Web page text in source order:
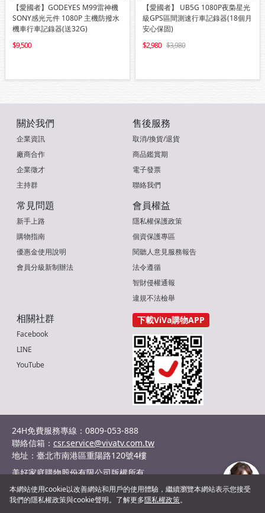
【愛國者】GODEYES M99雷神機
SONY感光元件 1080P 主機防撥水
機車行車記錄器(送32G)
9,500
【愛國者】 UB5G 1080P夜梟星光
級GPS區間測速行車記錄器(18個月
安心保固)
2,980
3,980
關於我們
企業資訊
廠商合作
企業徵才
主持群
售後服務
取消/換貨/退貨
商品鑑賞期
電子發票
聯絡我們
常見問題
新手上路
購物指南
優惠金使用說明
會員分級新制辦法
會員權益
隱私權保護政策
個資保護專區
閱聽人意見服務報告
法令遵循
智財侵權通報
違規不法檢舉
相關社群
Facebook
LINE
YouTube
下載ViVa購物APP
24H免費服務專線：0809-053-888
聯絡信箱： csr.service@vivatv.com.tw
地址：臺北市南港區重陽路120號4樓
美好家庭購物股份有限公司版權所有
統編：29036132
©2024 Shopnet Homeshopping co., Ltd. All Rights Reserved.
本網站使用cookie以改善網站和用戶的使用體驗，繼續瀏覽本網站表示您接受
我們的隱私權政策與cookie聲明。了解更多隱私權政策。